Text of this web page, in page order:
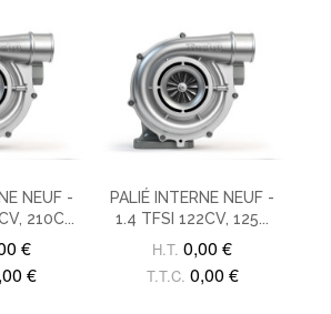
NEUF -
210C...
€
€
PALIÉ INTERNE NEUF -
1.4 TFSI 122CV, 125...
H.T. 0,00 €
T.T.C. 0,00 €